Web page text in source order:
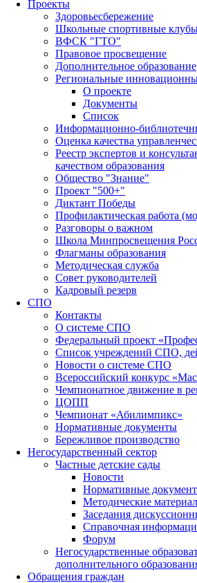
Проекты
Здоровьесбережение
Школьные спортивные
ВФСК "ГТО"
Правовое просвещение
Дополнительное образование
Региональные
О проекте
Документы
Список
Информационно-
Оценка качества
Реестр экспертов и
качеством образования
Общество "Знание"
Проект "500+"
Диктант Победы
Профилактическая работа
Разговоры о важном
Школа Минпросвещения
Флагманы образования
Методическая служба
Совет руководителей
Кадровый резерв
СПО
Контакты
О системе СПО
Федеральный проект
Список учреждений СПО,
Новости о системе СПО
Всероссийский конкурс
Чемпионатное движение в
ЦОПП
Чемпионат «Абилимпикс»
Нормативные документы
Бережливое производство
Негосударственный сектор
Частные детские сады
Новости
Нормативные
Методические
Заседания
Справочная
Форум
Негосударственные
дополнительного
Обращения граждан